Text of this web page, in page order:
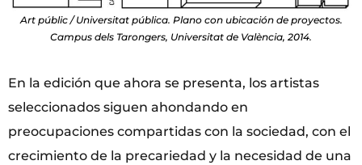
Art públic / Universitat pública. Plano con ubicación de proyectos.
Campus dels Tarongers, Universitat de València, 2014.
En la edición que ahora se presenta, los artistas
seleccionados siguen ahondando en
preocupaciones compartidas con la sociedad, con el
crecimiento de la precariedad y la necesidad de una